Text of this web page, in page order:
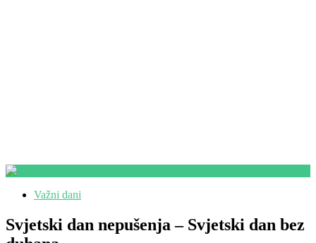
Važni dani
Svjetski dan nepušenja – Svjetski dan bez